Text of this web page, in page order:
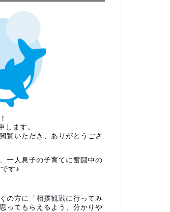
します。
覧いただき、ありがとうござ
一人息子の子育てに奮闘中の
す♪
の方に「相撲観戦に行ってみ
ってもらえるよう、分かりや